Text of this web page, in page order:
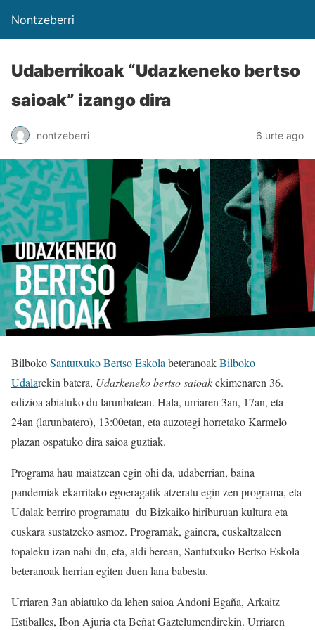
Nontzeberri
Udaberrikoak “Udazkeneko bertso
saioak” izango dira
nontzeberri 6 urte ago
BilbokoSantutxuko Bertso EskolabeteranoakBilboko
Udalarekin batera, Udazkeneko bertso saioakekimenaren 36.
edizioa abiatuko du larunbatean. Hala, urriaren 3an, 17an, eta
24an (larunbatero), 13:00etan, eta auzotegi horretako Karmelo
plazan ospatuko dira saioa guztiak.
Programa hau maiatzean egin ohi da, udaberrian, baina
pandemiak ekarritako egoeragatik atzeratu egin zen programa, eta
Udalak berriro programatu du Bizkaiko hiriburuan kultura eta
euskara sustatzeko asmoz. Programak, gainera, euskaltzaleen
topaleku izan nahi du, eta, aldi berean, Santutxuko Bertso Eskola
beteranoak herrian egiten duen lana babestu.
Urriaren 3an abiatuko da lehen saioa Andoni Egaña, Arkaitz
Estiballes, Ibon Ajuria eta Beñat Gaztelumendirekin. Urriaren